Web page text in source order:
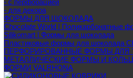
- с перфорацией
- для декора
ФОРМЫ ДЛЯ ШОКОЛАДА
Chocolate World | Поликарбонатные
Silikomart | Формы для шоколада
Пластиковые формы для шоколада
ПЕРФОРИРОВАННЫЕ ФОРМЫ ДЛЯ
МЕТАЛЛИЧЕСКИЕ ФОРМЫ И
ФОРМИ VALRHONA